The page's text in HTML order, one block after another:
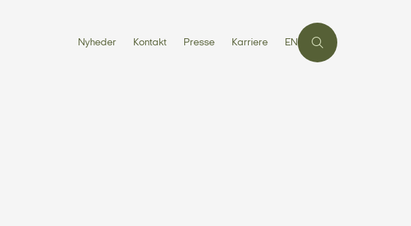
Nyheder Kontakt Presse Karriere EN